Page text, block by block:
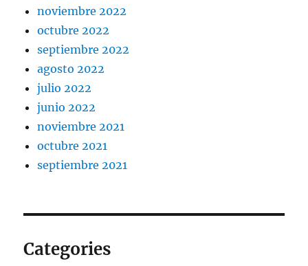
noviembre 2022
octubre 2022
septiembre 2022
agosto 2022
julio 2022
junio 2022
noviembre 2021
octubre 2021
septiembre 2021
Categories